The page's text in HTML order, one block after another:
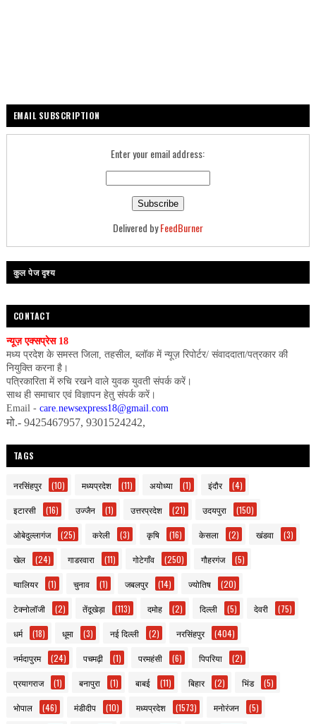
EMAIL SUBSCRIPTION
Enter your email address:
Delivered byFeedBurner
कुल पेज दृश्य
CONTACT
न्यूज़ एक्सप्रेस 18
मध्य प्रदेश के समस्त जिला, तहसील, ब्लॉक में न्यूज़ रिपोर्टर/ संवाददाता/पत्रकार की
नियुक्ति करना है।
पत्रिकारिता में रुचि रखने वाले युवक युवती संपर्क करें।
साथ ही समाचार एवं विज्ञापन हेतु संपर्क करें।
Email - care.newsexpress18@gmail.com
मो.- 9425467957, 9301524242,
TAGS
नरसिंहपुर (10) मध्यप्रदेश (11) अयोध्या (1) इंदौर (4)
इटारसी (16) उज्जैन (1) उत्तरप्रदेश (21) उदयपुरा (150)
ओबेदुल्लागंज (25) करेली (3) कृषि (16) केसला (2) खंडवा (3)
खेल (24) गाडरवारा (11) गोटेगाँव (250) गौहरगंज (5)
ग्वालियर (1) चुनाव (1) जबलपुर (14) ज्योतिष (20)
टेक्नोलॉजी (2) तेंदूखेड़ा (113) दमोह (2) दिल्ली (5) देवरी (75)
धर्म (18) धूमा (3) नई दिल्ली (2) नरसिंहपुर (404)
नर्मदापुरम (24) पचमढ़ी (1) परमहंसी (6) पिपरिया (2)
प्रयागराज (1) बनापुरा (1) बाबई (11) बिहार (2) भिंड (5)
भोपाल (46) मंडीदीप (10) मध्यप्रदेश (1573) मनोरंजन (5)